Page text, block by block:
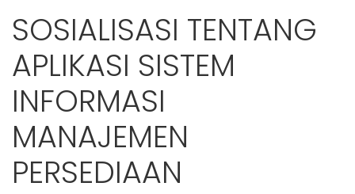
SOSIALISASI TENTANG
APLIKASI SISTEM
INFORMASI
MANAJEMEN
PERSEDIAAN